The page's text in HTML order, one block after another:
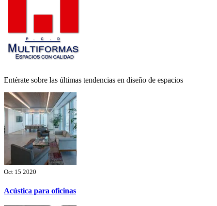
Entérate sobre las últimas tendencias en diseño de espacios
Oct 15 2020
Acústica para oficinas